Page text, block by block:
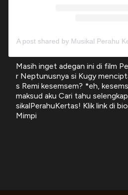
Masih inget adegan ini di film
r Neptunusnya si Kugy
s Remi kesemsem? *eh,
maksud aku Cari tahu
sikalPerahuKertas! Klik link di
Mimpi